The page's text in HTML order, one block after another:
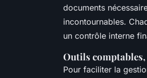
documents
incontournables.
un contrôle interne
Outils
Pour faciliter la